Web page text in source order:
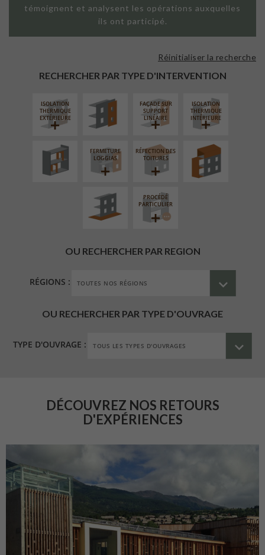
témoignent et analysent les opérations auxquelles
ils ont participé.
RECHERCHER PAR TYPE D'INTERVENTION
Réinitialiser la recherche
ISOLATION
THERMIQUE
EXTÉRIEURE
FAÇADE SUR
SUPPORT
LINÉAIRE
ISOLATION
THERMIQUE
INTÉRIEURE
RÉAMÉNAGEMENT
INTÉRIEUR
FERMETURE
LOGGIAS
RÉFECTION DES
TOITURES
SURÉLÉVATION
EXTENSION
AMÉNAGEMENT
EXTÉRIEUR
PROCÉDÉ
PARTICULIER
OU RECHERCHER PAR REGION
RÉGIONS :
OU RECHERCHER PAR TYPE D'OUVRAGE
TYPE D'OUVRAGE :
DÉCOUVREZ NOS RETOURS
D'EXPÉRIENCES